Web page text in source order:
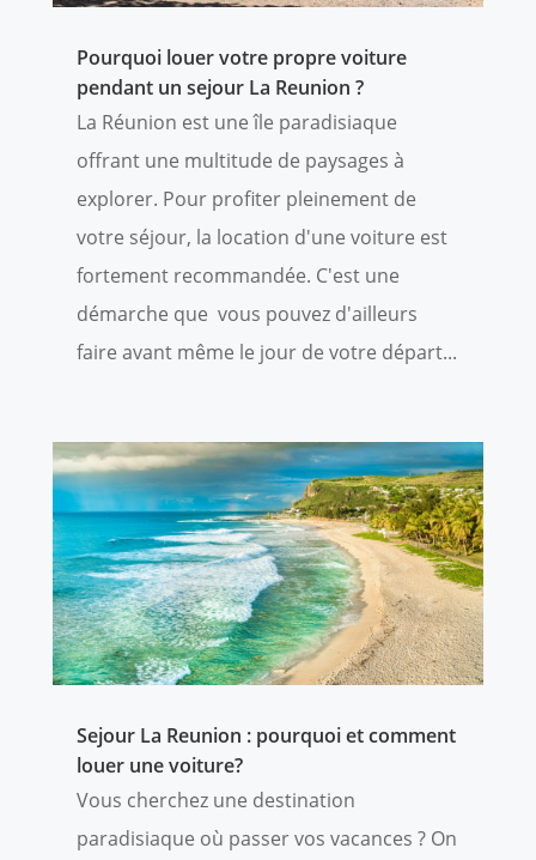
Pourquoi louer votre propre voiture
pendant un sejour La Reunion ?
La Réunion est une île paradisiaque
offrant une multitude de paysages à
explorer. Pour profiter pleinement de
votre séjour, la location d'une voiture est
fortement recommandée. C'est une
démarche que vous pouvez d'ailleurs
faire avant même le jour de votre départ...
Sejour La Reunion : pourquoi et comment
louer une voiture?
Vous cherchez une destination
paradisiaque où passer vos vacances ? On